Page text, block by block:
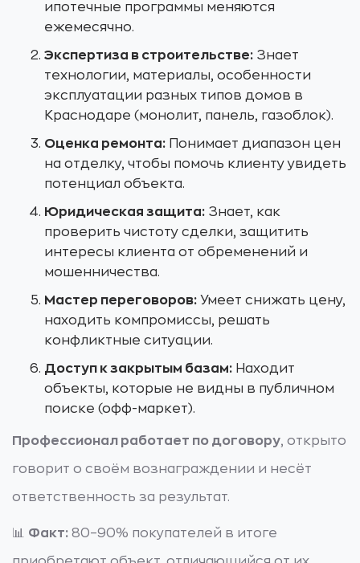
ипотечные программы меняются
ежемесячно.
Экспертиза в строительстве: Знает
технологии, материалы, особенности
эксплуатации разных типов домов в
Краснодаре (монолит, панель, газоблок).
Оценка ремонта: Понимает диапазон цен
на отделку, чтобы помочь клиенту увидеть
потенциал объекта.
Юридическая защита: Знает, как
проверить чистоту сделки, защитить
интересы клиента от обременений и
мошенничества.
Мастер переговоров: Умеет снижать цену,
находить компромиссы, решать
конфликтные ситуации.
Доступ к закрытым базам: Находит
объекты, которые не видны в публичном
поиске (офф-маркет).
Профессионал работает по договору, открыто
говорит о своём вознаграждении и несёт
ответственность за результат.
📊 Факт: 80–90% покупателей в итоге